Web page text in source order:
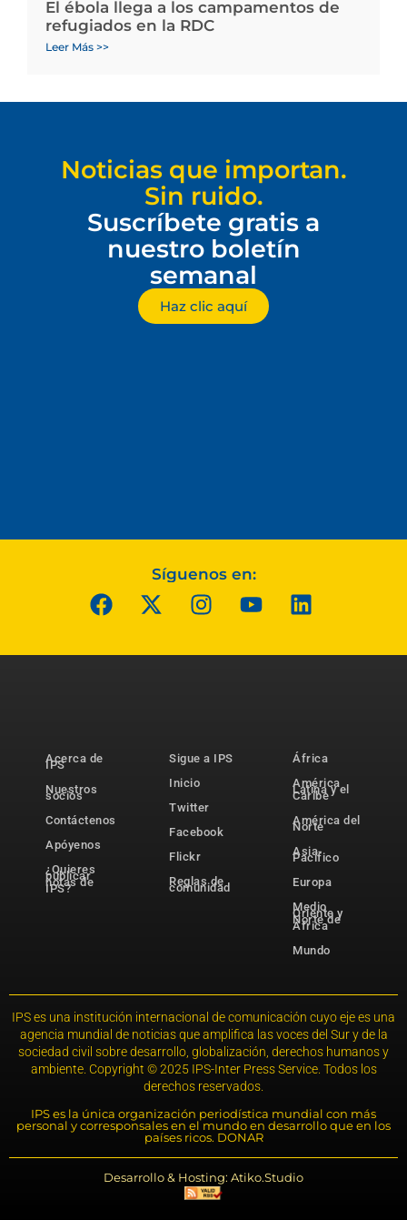
El ébola llega a los campamentos de
refugiados en la RDC
Leer Más >>
Noticias que importan.
Sin ruido.
Suscríbete gratis a
nuestro boletín
semanal
Haz clic aquí
Síguenos en:
Acerca de
IPS
Nuestros
socios
Contáctenos
Apóyenos
¿Quieres
publicar
notas de
IPS?
Sigue a IPS
Inicio
Twitter
Facebook
Flickr
Reglas de
comunidad
África
América
Latina y el
Caribe
América del
Norte
Asia-
Pacífico
Europa
Medio
Oriente y
Norte de
África
Mundo
IPS es una institución internacional de comunicación cuyo eje es una
agencia mundial de noticias que amplifica las voces del Sur y de la
sociedad civil sobre desarrollo, globalización, derechos humanos y
ambiente. Copyright © 2025 IPS-Inter Press Service. Todos los
derechos reservados.
IPS es la única organización periodística mundial con más
personal y corresponsales en el mundo en desarrollo que en los
países ricos. DONAR
Desarrollo & Hosting: Atiko.Studio